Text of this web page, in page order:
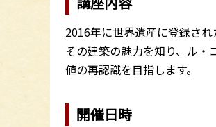
2016年に世界遺産に登録され
その建築の魅力を知り、ル
値の再認識を目指します。
開催日時